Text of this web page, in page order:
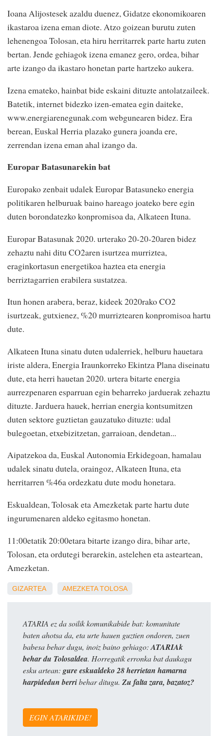
Ioana Alijostesek azaldu duenez, Gidatze ekonomikoaren
ikastaroa izena eman diote. Atzo goizean burutu zuten
lehenengoa Tolosan, eta hiru herritarrek parte hartu zuten
bertan. Jende gehiagok izena emanez gero, ordea, bihar
arte izango da ikastaro honetan parte hartzeko aukera.
Izena emateko, hainbat bide eskaini dituzte antolatzaileek.
Batetik, internet bidezko izen-ematea egin daiteke,
www.energiarenegunak.com webgunearen bidez. Era
berean, Euskal Herria plazako gunera joanda ere,
zerrendan izena eman ahal izango da.
Europar Batasunarekin bat
Europako zenbait udalek Europar Batasuneko energia
politikaren helburuak baino hareago joateko bere egin
duten borondatezko konpromisoa da, Alkateen Ituna.
Europar Batasunak 2020. urterako 20-20-20aren bidez
zehaztu nahi ditu CO2aren isurtzea murriztea,
eraginkortasun energetikoa haztea eta energia
berriztagarrien erabilera sustatzea.
Itun honen arabera, beraz, kideek 2020rako CO2
isurtzeak, gutxienez, %20 murriztearen konpromisoa hartu
dute.
Alkateen Ituna sinatu duten udalerriek, helburu hauetara
iriste aldera, Energia Iraunkorreko Ekintza Plana diseinatu
dute, eta herri hauetan 2020. urtera bitarte energia
aurrezpenaren esparruan egin beharreko jarduerak zehaztu
dituzte. Jarduera hauek, herrian energia kontsumitzen
duten sektore guztietan gauzatuko dituzte: udal
bulegoetan, etxebizitzetan, garraioan, dendetan...
Aipatzekoa da, Euskal Autonomia Erkidegoan, hamalau
udalek sinatu dutela, oraingoz, Alkateen Ituna, eta
herritarren %46a ordezkatu dute modu honetara.
Eskualdean, Tolosak eta Amezketak parte hartu dute
ingurumenaren aldeko egitasmo honetan.
11:00etatik 20:00etara bitarte izango dira, bihar arte,
Tolosan, eta ordutegi berarekin, astelehen eta asteartean,
Amezketan.
GIZARTEA AMEZKETA TOLOSA
ATARIA ez da soilik komunikabide bat: komunitate
baten ahotsa da, eta urte hauen guztien ondoren, zuen
babesa behar dugu, inoiz baino gehiago:ATARIAk
behar du Tolosaldea. Horregatik erronka bat daukagu
esku artean: gure eskualdeko 28 herrietan hamarna
harpidedun berribehar ditugu. Zu falta zara, bazatoz?
EGIN ATARIKIDE!